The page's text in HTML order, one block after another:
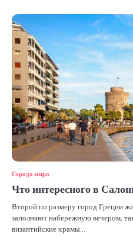
Города мира
Что интересного в
Второй по размеру город Греции
заполняют набережную вечером,
византийские храмы…